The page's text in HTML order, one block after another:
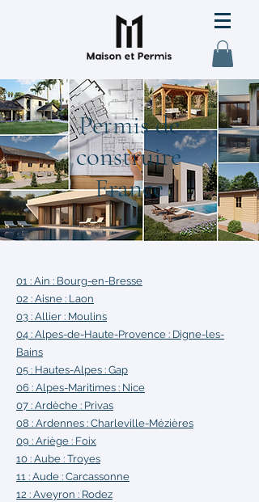
Permis de
construire
France
01 : Ain : Bourg-en-Bresse
02 : Aisne : Laon
03 : Allier : Moulins
04 : Alpes-de-Haute-Provence : Digne-les-
Bains
05 : Hautes-Alpes : Gap
06 : Alpes-Maritimes : Nice
07 : Ardèche : Privas
08 : Ardennes : Charleville-Mézières
09 : Ariège : Foix
10 : Aube : Troyes
11 : Aude : Carcassonne
12 : Aveyron : Rodez